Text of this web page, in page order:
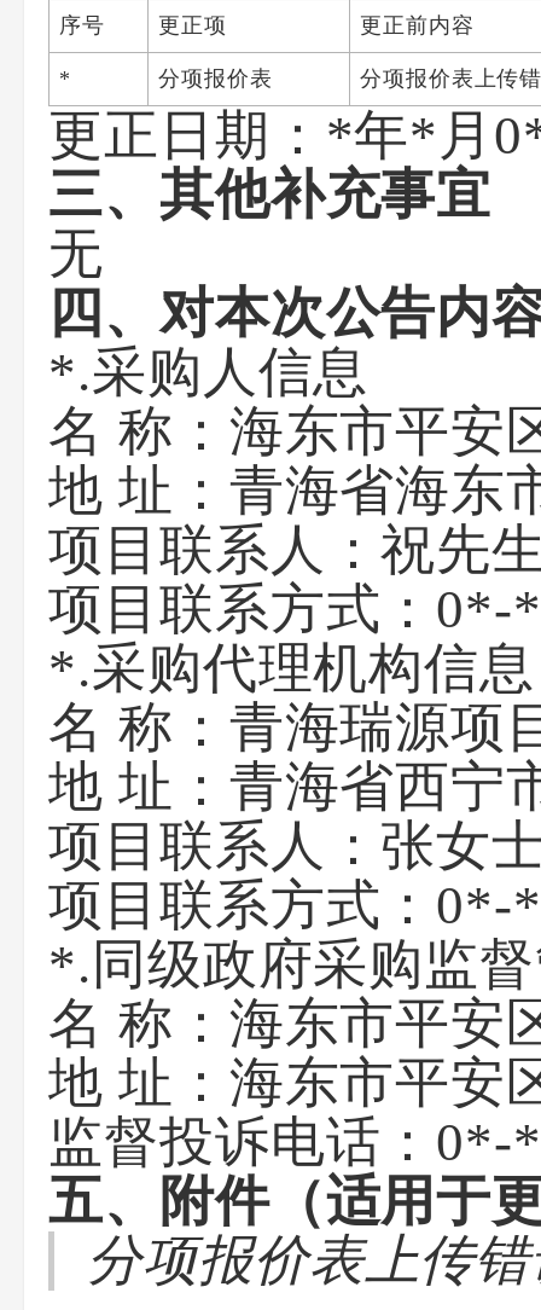
序号 更正项 更正前内容
* 分项报价表 分项报价表上传
更正日期： *年*月
三、其他补充事宜
无
四、对本次公告内
*.采购人信息
名 称： 海东市平安
地 址： 青海省海东
项目联系人：祝先
项目联系方式： 0*-*
*.采购代理机构信息
名 称： 青海瑞源项
地 址： 青海省西宁
项目联系人： 张女
项目联系方式： 0*-*
*.同级政府采购监
名 称：海东市平安
地 址：海东市平安
监督投诉电话：0*-*
五、附件（适用于
分项报价表上传